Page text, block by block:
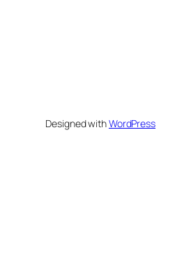
Designed withWordPress